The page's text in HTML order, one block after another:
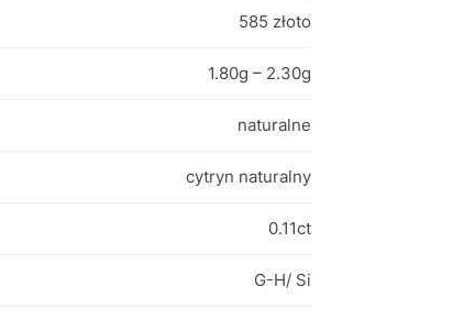
585 złoto
1.80g – 2.30g
naturalne
cytryn naturalny
0.11ct
G-H/ Si